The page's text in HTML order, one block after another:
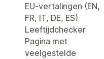
EU-vertalingen (EN,
FR, IT, DE, ES)
Leeftijdchecker
Pagina met
veelgestelde